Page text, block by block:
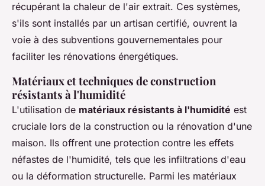
récupérant la chaleur de l'air extrait. Ces systèmes,
s'ils sont installés par un artisan certifié, ouvrent la
voie à des subventions gouvernementales pour
faciliter les rénovations énergétiques.
Matériaux et techniques de construction
résistants à l'humidité
L'utilisation de matériaux résistants à l'humidité est
cruciale lors de la construction ou la rénovation d'une
maison. Ils offrent une protection contre les effets
néfastes de l'humidité, tels que les infiltrations d'eau
ou la déformation structurelle. Parmi les matériaux